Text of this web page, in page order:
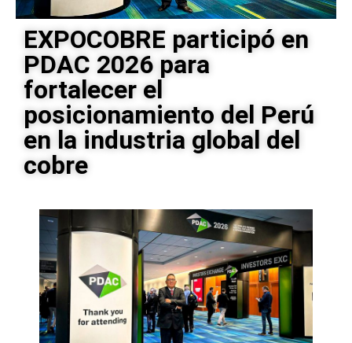
EXPOCOBRE participó en
PDAC 2026 para
fortalecer el
posicionamiento del Perú
en la industria global del
cobre